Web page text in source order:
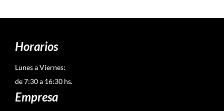
Horarios
Lunes a Viernes:
de 7:30 a 16:30 hs.
Empresa